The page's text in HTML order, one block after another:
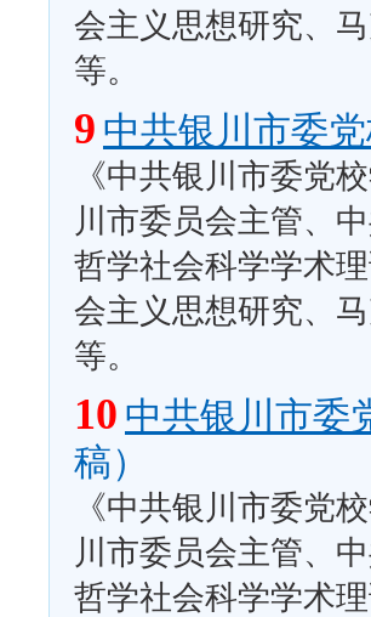
会主义思想研究、
等。
9 中共银川市委
《中共银川市委党
川市委员会主管、
哲学社会科学学术
会主义思想研究、
等。
10 中共银川市委
稿）
《中共银川市委党
川市委员会主管、
哲学社会科学学术